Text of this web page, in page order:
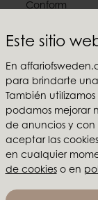
Este sitio
En
para brindarte
También
podamos mejorar
de anuncios y con
aceptar las
en cualquier
de cookieso en
Conform
MTI
Síguenos en
Affari of
Sobre nosotros
Inspiración